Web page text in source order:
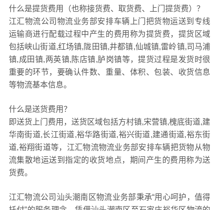
什么是提货费用（也称接货费、取货费、上门提货费）？
江汇物流公司物流业务部安排车辆上门把货物运送到专线
运输商进行配载过程中产生的费用称为提货费，提货区域
包括峡山街道,红场镇,陇田镇,井都镇,仙城镇,雷岭镇,司马浦
镇,成田镇,两英镇,陈店镇,胪岗镇等，提货过程是发货时很
重要的环节，要确认件数、重量、体积、包装、收货信息
等物流基本信息。
什么是送货费用？
即送货上门费用，送货区域包括方村镇,宋营镇,槐底街道,建
华南街道,长江街道,裕华路街道,裕兴街道,建通街道,裕东街
道,裕翔街道等，江汇物流物流业务部安排车辆把货物从物
流集散地运送到指定的收货地点，期间产生的费用称为送
货费。
江汇物流公司汕头潮南区物流业务部秉承“用心呵护，值得